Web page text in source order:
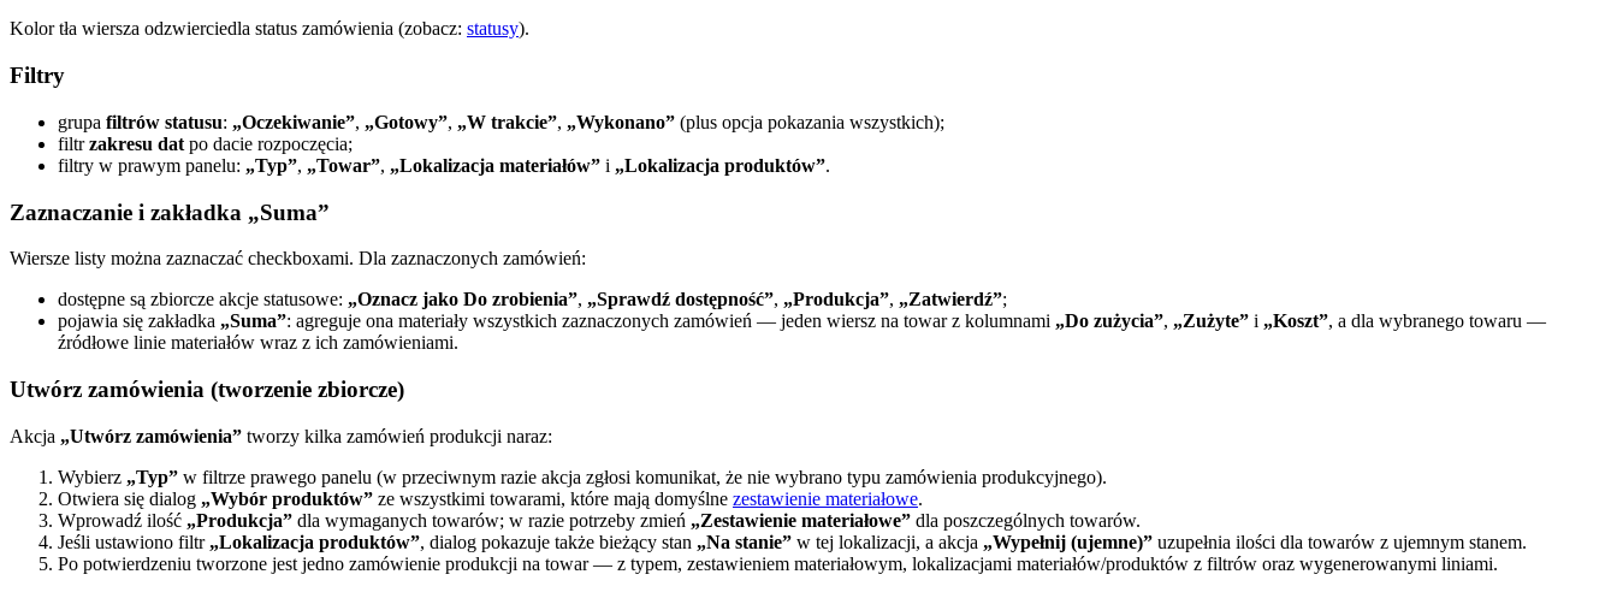
Kolor tła wiersza odzwierciedla status zamówienia (zobacz: statusy).
Filtry
grupa filtrów statusu: „Oczekiwanie”, „Gotowy”, „W trakcie”, „Wykonano” (plus opcja pokazania wszystkich);
filtrzakresu dat po dacie rozpoczęcia;
filtry w prawym panelu: „Typ”, „Towar”, „Lokalizacja materiałów” i „Lokalizacja produktów”.
Zaznaczanie i zakładka „Suma”
Wiersze listy można zaznaczać checkboxami. Dla zaznaczonych zamówień:
dostępne są zbiorcze akcje statusowe: „Oznacz jako Do zrobienia”, „Sprawdź dostępność”, „Produkcja”, „Zatwierdź”;
pojawia się zakładka „Suma”: agreguje ona materiały wszystkich zaznaczonych zamówień — jeden wiersz na towar z kolumnami „Do zużycia”, „Zużyte” i „Koszt”, a dla wybranego towaru —
źródłowe linie materiałów wraz z ich zamówieniami.
Utwórz zamówienia (tworzenie zbiorcze)
Akcja „Utwórz zamówienia” tworzy kilka zamówień produkcji naraz:
Wybierz „Typ” w filtrze prawego panelu (w przeciwnym razie akcja zgłosi komunikat, że nie wybrano typu zamówienia produkcyjnego).
Otwiera się dialog „Wybór produktów” ze wszystkimi towarami, które mają domyślne zestawienie materiałowe.
Wprowadź ilość „Produkcja” dla wymaganych towarów; w razie potrzeby zmień „Zestawienie materiałowe” dla poszczególnych towarów.
Jeśli ustawiono filtr „Lokalizacja produktów”, dialog pokazuje także bieżący stan „Na stanie” w tej lokalizacji, a akcja „Wypełnij (ujemne)” uzupełnia ilości dla towarów z ujemnym stanem.
Po potwierdzeniu tworzone jest jedno zamówienie produkcji na towar — z typem, zestawieniem materiałowym, lokalizacjami materiałów/produktów z filtrów oraz wygenerowanymi liniami.